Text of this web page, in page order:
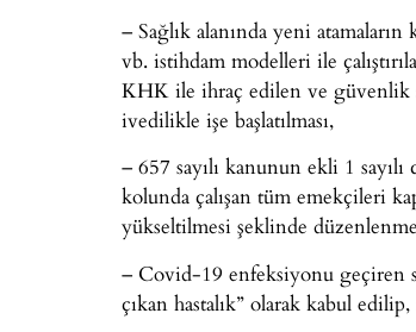
– Sağlık alanında yeni
vb. istihdam modelleri ile
KHK ile ihraç edilen ve güvenlik
ivedilikle işe başlatılması,
– 657 sayılı kanunun ekli 1
kolunda çalışan tüm emekçileri
yükseltilmesi şeklinde
– Covid-19 enfeksiyonu geçiren
çıkan hastalık” olarak kabul